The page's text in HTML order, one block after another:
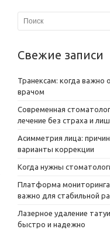
Свежие записи
Транексам: когда важно
врачом
Современная
лечение без страха и
Асимметрия лица:
варианты коррекции
Когда нужны
Платформа
важно для стабильной
Лазерное удаление
быстро и надежно